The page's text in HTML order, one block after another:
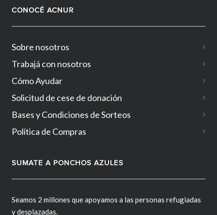
CONOCÉ ACNUR
Sobre nosotros
Trabajá con nosotros
Cómo Ayudar
Solicitud de cese de donación
Bases y Condiciones de Sorteos
Política de Compras
SUMATE A PONCHOS AZULES
Seamos 2 millones que apoyamos a las personas refugiadas
y desplazadas.